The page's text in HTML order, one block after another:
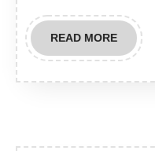
READ MOREREAD
MORE